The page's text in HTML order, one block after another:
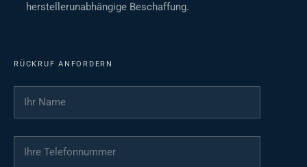
herstellerunabhängige Beschaffung.
RÜCKRUF ANFORDERN
Ihr Name
Ihre Telefonnummer